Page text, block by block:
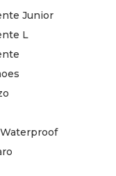
Junior
L